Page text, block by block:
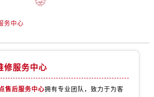
务中心
修服务中心
售后服务中心拥有专业团队，致力于为客